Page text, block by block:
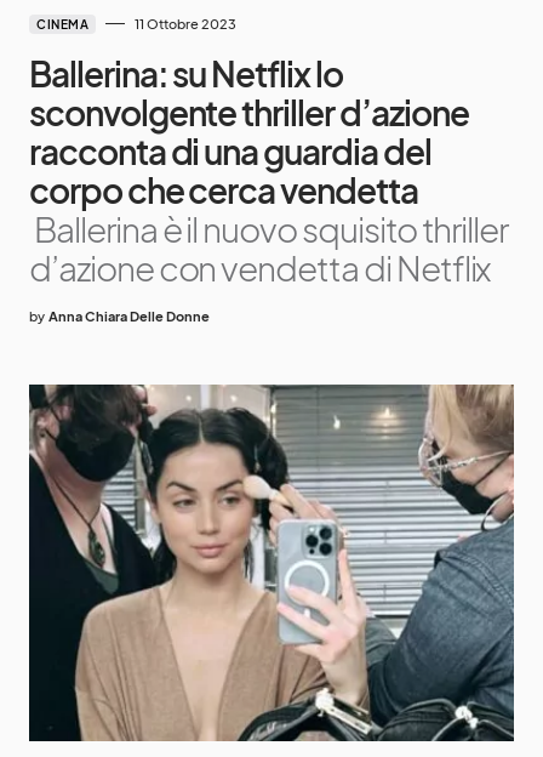
CINEMA 11 Ottobre 2023
Ballerina: su Netflix lo
sconvolgente thriller d’azione
racconta di una guardia del
corpo che cerca vendetta
Ballerina è il nuovo squisito thriller
d’azione con vendetta di Netflix
by Anna Chiara Delle Donne